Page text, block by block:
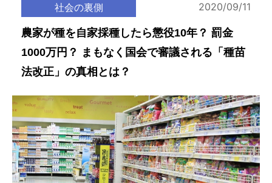
社会の裏側 2020/09/11
農家が種を自家採種したら懲役10年？ 罰金
1000万円？ まもなく国会で審議される「種苗
法改正」の真相とは？